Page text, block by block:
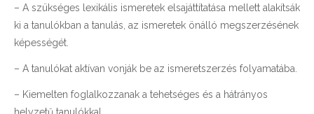
– A szükséges lexikális ismeretek elsajáttítatása mellett alakítsák
ki a tanulókban a tanulás, az ismeretek önálló megszerzésének
képességét.
– A tanulókat aktívan vonják be az ismeretszerzés folyamatába.
– Kiemelten foglalkozzanak a tehetséges és a hátrányos